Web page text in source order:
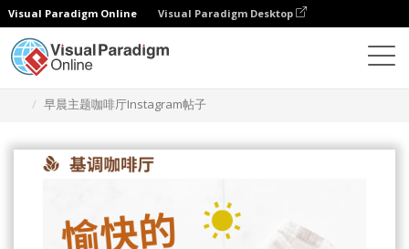
Visual Paradigm Online Visual Paradigm Desktop
早晨主题咖啡厅Instagram帖子